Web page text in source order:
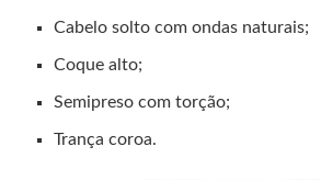
Cabelo solto com ondas naturais;
Coque alto;
Semipreso com torção;
Trança coroa.